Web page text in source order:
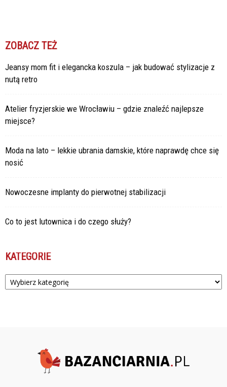
ZOBACZ TEŻ
Jeansy mom fit i elegancka koszula – jak budować stylizacje z
nutą retro
Atelier fryzjerskie we Wrocławiu – gdzie znaleźć najlepsze
miejsce?
Moda na lato – lekkie ubrania damskie, które naprawdę chce się
nosić
Nowoczesne implanty do pierwotnej stabilizacji
Co to jest lutownica i do czego służy?
KATEGORIE
Kategorie